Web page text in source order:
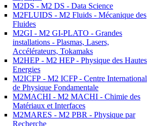
M2DS - M2 DS - Data Science
M2FLUIDS - M2 Fluids - Mécanique des
Fluides
M2GI - M2 GI-PLATO - Grandes
installations - Plasmas, Lasers,
Accélérateurs, Tokamaks
M2HEP - M2 HEP - Physique des Hautes
Energies
M2ICFP - M2 ICFP - Centre International
de Physique Fondamentale
M2MACHI - M2 MACHI - Chimie des
Matériaux et Interfaces
M2MARES - M2 PBR - Physique par
Recherche